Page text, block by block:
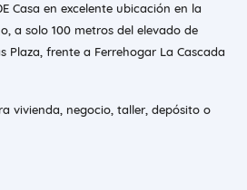
Casa en excelente ubicación en la
a solo 100 metros del elevado de
Plaza, frente a Ferrehogar La Cascada
vivienda, negocio, taller, depósito o